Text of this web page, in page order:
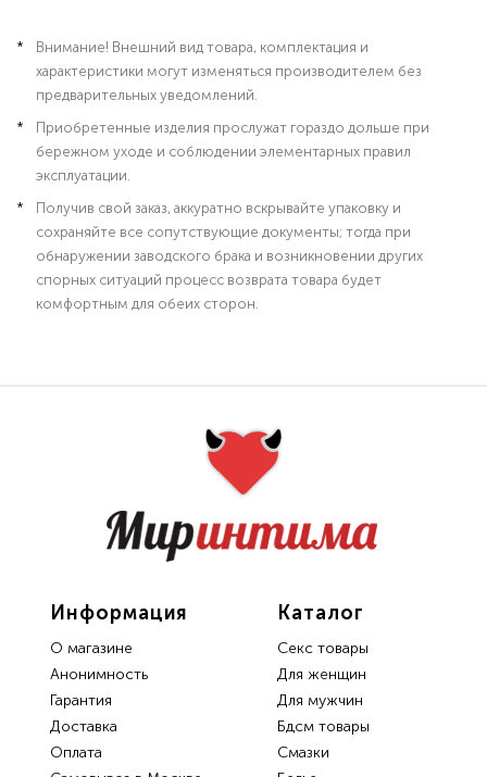
Внимание! Внешний вид товара, комплектация и
характеристики могут изменяться производителем без
предварительных уведомлений.
Приобретенные изделия прослужат гораздо дольше при
бережном уходе и соблюдении элементарных правил
эксплуатации.
Получив свой заказ, аккуратно вскрывайте упаковку и
сохраняйте все сопутствующие документы; тогда при
обнаружении заводского брака и возникновении других
спорных ситуаций процесс возврата товара будет
комфортным для обеих сторон.
Каталог
Секс товары
Для женщин
Для мужчин
Бдсм товары
Смазки
Информация
О магазине
Анонимность
Гарантия
Доставка
Oплата